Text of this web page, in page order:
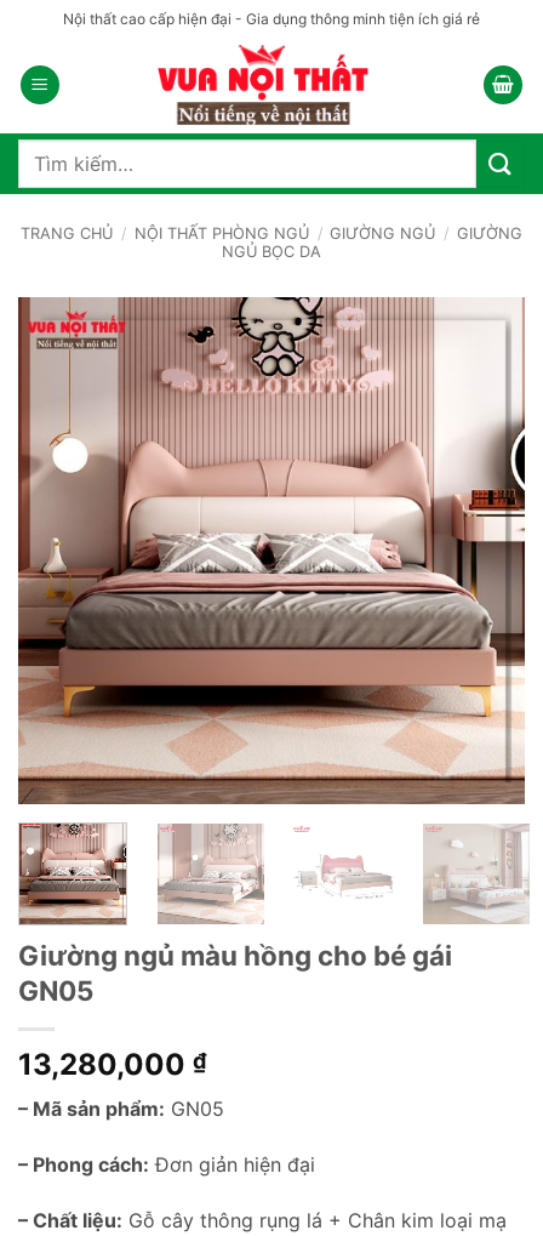
nội
dung
Nội thất cao cấp hiện đại - Gia dụng thông minh tiện ích giá rẻ
Tìm
TRANG CHỦ / NỘI THẤT PHÒNG NGỦ / GIƯỜNG NGỦ / GIƯỜNG
NGỦ BỌC DA
Giường ngủ màu hồng cho bé gái
GN05
13,280,000 ₫
– Mã sản phẩm: GN05
– Phong cách: Đơn giản hiện đại
– Chất liệu: Gỗ cây thông rụng lá + Chân kim loại mạ